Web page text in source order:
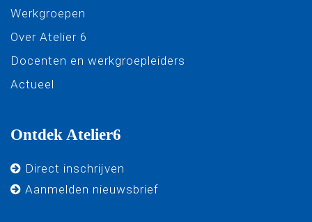
Werkgroepen
Over Atelier 6
Docenten en werkgroepleiders
Actueel
Ontdek Atelier6
Direct inschrijven
Aanmelden nieuwsbrief